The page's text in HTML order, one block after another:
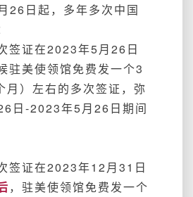
26日起，多年多次中国
签证在2023年5月26日
驻美使领馆免费发一个3
月）左右的多次签证，弥
日-2023年5月26日期间
签证在2023年12月31日
，驻美使领馆免费发一个